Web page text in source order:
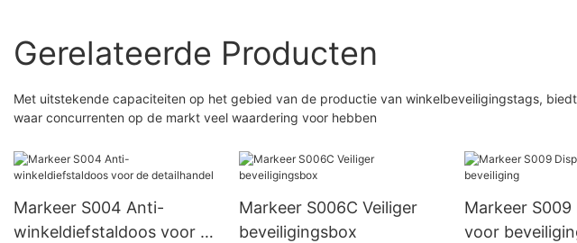
Gerelateerde Producten
Met uitstekende capaciteiten op het gebied van de productie van winkelbeveiligingstags,
waar concurrenten op de markt veel waardering voor hebben
Markeer S004 Anti-
winkeldiefstaldoos voor de
Markeer S006C Veiliger
beveiligingsbox
Markeer S009
voor